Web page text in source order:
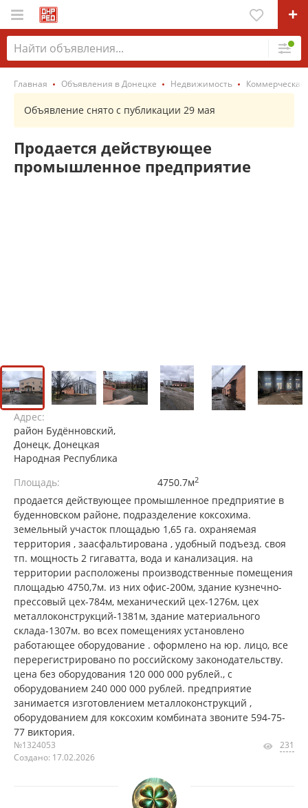
Главная Объявления в Донецке Недвижимость
Объявление снято с публикации 29 мая
Продается действующее
промышленное предприятие
Адрес:
район Будённовский,
Донецк, Донецкая
Народная Республика
Площадь:
4750.7м2
продается действующее промышленное предприятие в
буденновском районе, подразделение коксохима.
земельный участок площадью 1,65 га. охраняемая
территория , заасфальтирована , удобный подъезд. своя
тп. мощность 2 гигаватта, вода и канализация. на
территории расположены производственные помещения
площадью 4750,7м. из них офис-200м, здание кузнечно-
прессовый цех-784м, механический цех-1276м, цех
металлоконструкций-1381м, здание материального
склада-1307м. во всех помещениях установлено
работающее оборудование . оформлено на юр. лицо, все
перерегистрировано по российскому законодательству.
цена без оборудования 120 000 000 рублей., с
оборудованием 240 000 000 рублей. предприятие
занимается изготовлением металлоконструкций ,
оборудованием для коксохим комбината звоните 594-75-
77 виктория.
№1324053
Создано: 17.02.2026
231